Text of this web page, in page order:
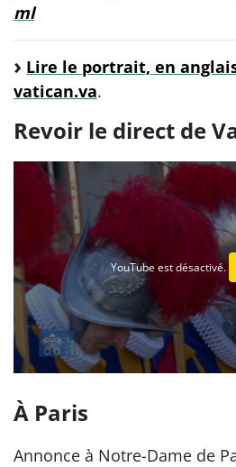
ml
Lire le portrait, en
vatican.va.
Revoir le direct de
YouTube est désactivé.
À Paris
Annonce à Notre-Dame de